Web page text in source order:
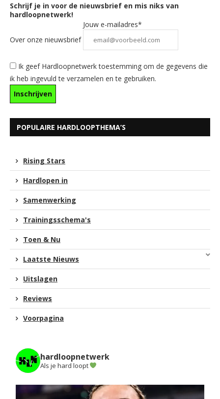
Schrijf je in voor de nieuwsbrief en mis niks van
hardloopnetwerk!
Over onze nieuwsbrief
Jouw e-mailadres*
Ik geef Hardloopnetwerk toestemming om de gegevens die
ik heb ingevuld te verzamelen en te gebruiken.
POPULAIRE HARDLOOPTHEMA’S
Rising Stars
Hardlopen in
Samenwerking
Trainingsschema's
Toen & Nu
Laatste Nieuws
Uitslagen
Reviews
Voorpagina
hardloopnetwerk
Als je hard loopt